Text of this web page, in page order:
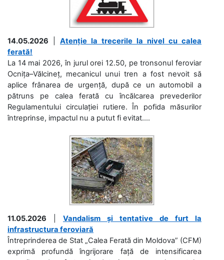
14.05.2026
Atenție la trecerile la nivel cu calea
ferată!
La 14 mai 2026, în jurul orei 12.50, pe tronsonul feroviar
Ocnița–Vălcineț, mecanicul unui tren a fost nevoit să
aplice frânarea de urgență, după ce un automobil a
pătruns pe calea ferată cu încălcarea prevederilor
Regulamentului circulației rutiere. În pofida măsurilor
întreprinse, impactul nu a putut fi evitat....
11.05.2026
Vandalism și tentative de furt la
infrastructura feroviară
Întreprinderea de Stat „Calea Ferată din Moldova” (CFM)
exprimă profundă îngrijorare față de intensificarea